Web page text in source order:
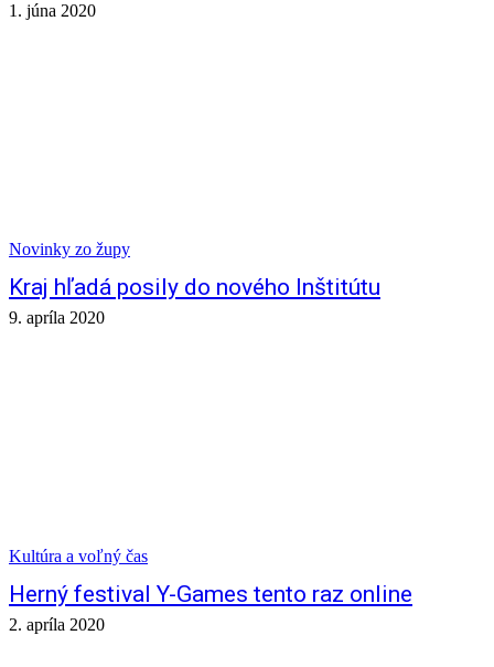
1. júna 2020
Novinky zo župy
Kraj hľadá posily do nového Inštitútu
9. apríla 2020
Kultúra a voľný čas
Herný festival Y-Games tento raz online
2. apríla 2020